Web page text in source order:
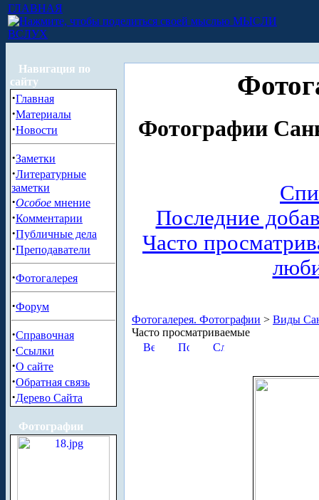
ГЛАВНАЯ
МЫСЛИ
ВСЛУХ
Навигация по
сайту
·Главная
·Материалы
·Новости
·Заметки
·Литературные
заметки
·Особое мнение
·Комментарии
·Публичные дела
·Преподаватели
·Фотогалерея
·Форум
·Справочная
·Ссылки
·О сайте
·Обратная связь
·Дерево Сайта
Фотографии
Фотографии
Последние
Часто
Фотогалерея. Фотографии > Виды
Часто просматриваемые